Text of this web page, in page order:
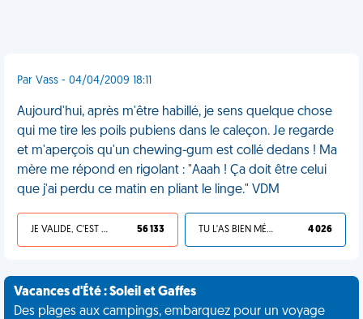
Par Vass - 04/04/2009 18:11
Aujourd'hui, après m'être habillé, je sens quelque chose
qui me tire les poils pubiens dans le caleçon. Je regarde
et m'aperçois qu'un chewing-gum est collé dedans ! Ma
mère me répond en rigolant : "Aaah ! Ça doit être celui
que j'ai perdu ce matin en pliant le linge." VDM
JE VALIDE, C'EST UNE VDM 56 133 TU L'AS BIEN MÉRITÉ 4 026
Vacances d'Été : Soleil et Gaffes
Des plages aux campings, embarquez pour un voyage